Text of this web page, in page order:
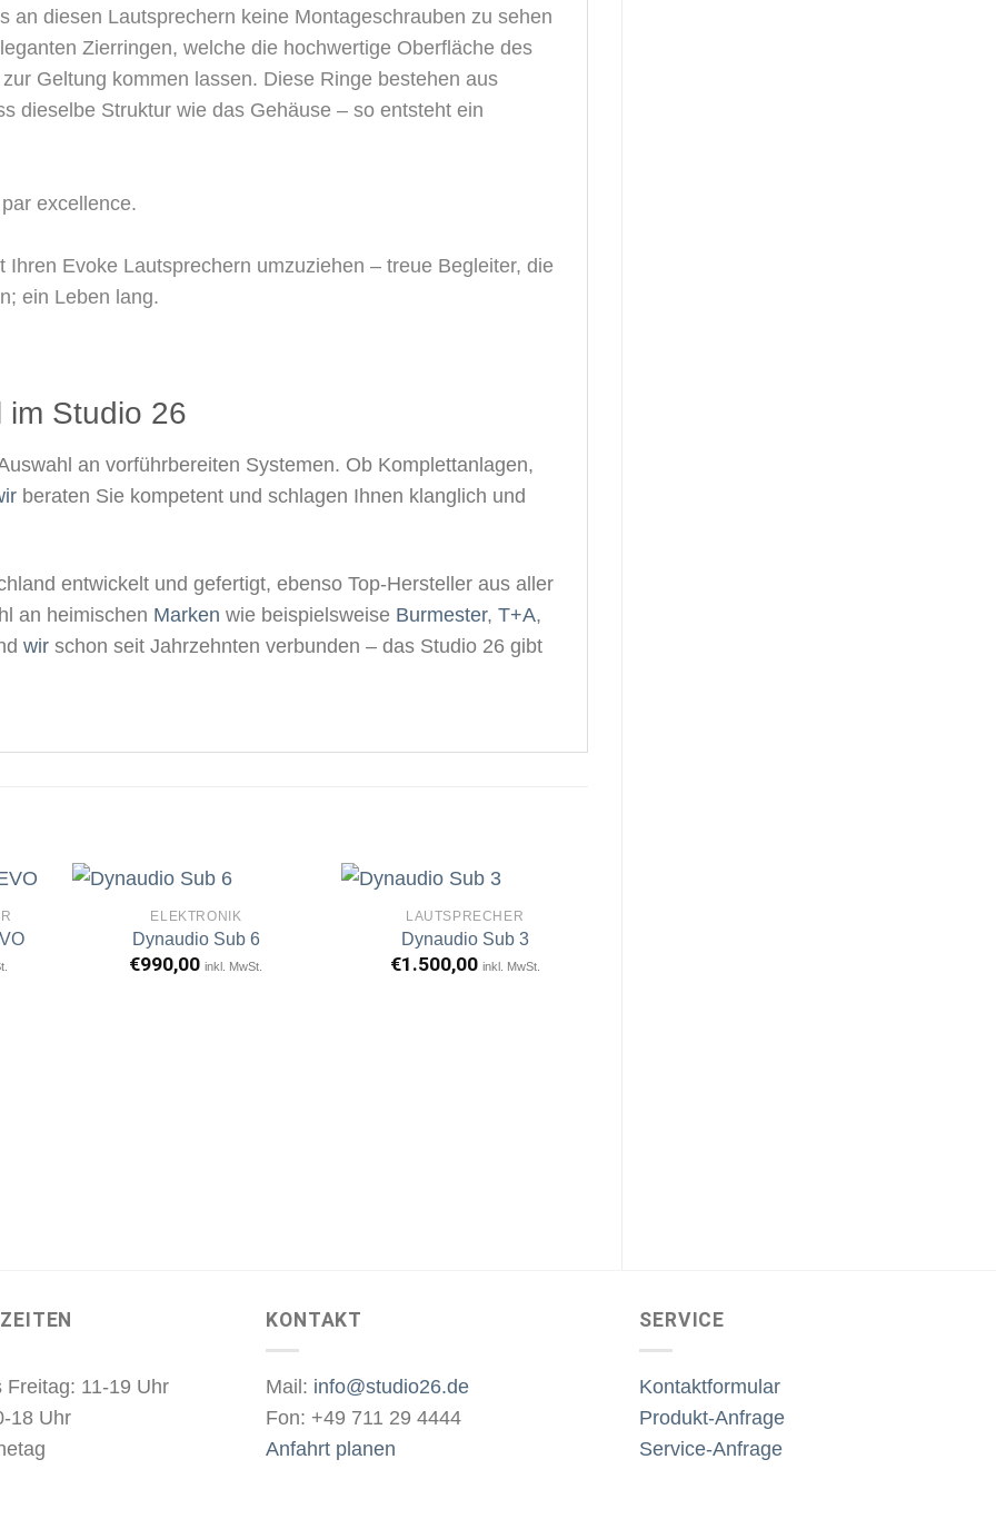
an diesen Lautsprechern keine Montageschrauben zu sehen
Zierringen, welche die hochwertige Oberfläche des
Geltung kommen lassen. Diese Ringe bestehen aus
dieselbe Struktur wie das Gehäuse – so entsteht ein
excellence.
Evoke Lautsprechern umzuziehen – treue Begleiter, die
ein Leben lang.
im Studio 26​
an vorführbereiten Systemen. Ob Komplettanlagen,
beraten Sie kompetent und schlagen Ihnen klanglich und
entwickelt und gefertigt, ebenso Top-Hersteller aus aller
an heimischen Marken wie beispielsweise Burmester, T+A,
wir schon seit Jahrzehnten verbunden – das Studio 26 gibt
ELEKTRONIK
Dynaudio Sub 6
€990,00 inkl. MwSt.
LAUTSPRECHER
Dynaudio Sub 3
€1.500,00 inkl. MwSt.
Freitag: 11-19 Uhr
18 Uhr
KONTAKT
Mail: info@studio26.de
Fon: +49 711 29 4444
Anfahrt planen
SERVICE
Kontaktformular
Produkt-Anfrage
Service-Anfrage